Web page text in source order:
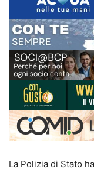
La Polizia di Stato